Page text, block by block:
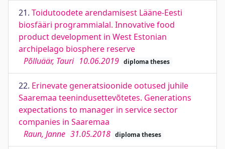
21. Toidutoodete arendamisest Lääne-Eesti
biosfääri programmialal. Innovative food
product development in West Estonian
archipelago biosphere reserve
Põlluäär, Tauri 10.06.2019 diploma theses
22. Erinevate generatsioonide ootused juhile
Saaremaa teenindusettevõtetes. Generations
expectations to manager in service sector
companies in Saaremaa
Raun, Janne 31.05.2018 diploma theses